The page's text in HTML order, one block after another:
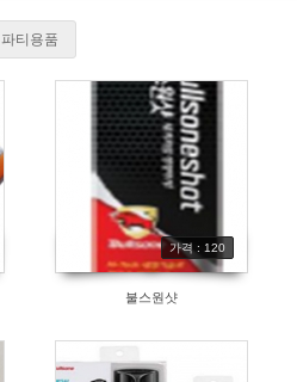
파티용품
가격 : 120
불스원샷